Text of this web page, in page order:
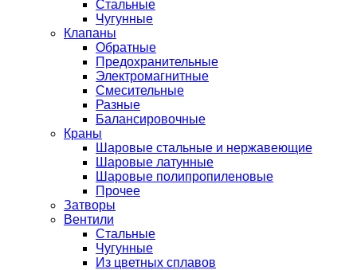
Стальные
Чугунные
Клапаны
Обратные
Предохранительные
Электромагнитные
Смесительные
Разные
Балансировочные
Краны
Шаровые стальные и нержавеющие
Шаровые латунные
Шаровые полипропиленовые
Прочее
Затворы
Вентили
Стальные
Чугунные
Из цветных сплавов